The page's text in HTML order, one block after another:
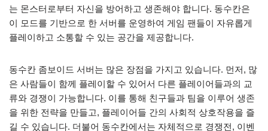
는 몬스터로부터 자신을 방어하고 생존해야 합니다. 동수칸은
이 모드를 기반으로 한 서버를 운영하여 게임 팬들이 자유롭게
플레이하고 소통할 수 있는 공간을 제공합니다.
동수칸 좀보이드 서버는 많은 장점을 가지고 있습니다. 먼저, 많
은 사람들이 함께 플레이할 수 있어서 다른 플레이어들과의 교
류와 경쟁이 가능합니다. 이를 통해 친구들과 팀을 이루어 생존
을 위한 전략을 만들고, 플레이어들 간의 사회적 상호작용을 즐
길 수 있습니다. 더불어 동수칸에서는 자체적으로 경쟁전, 이벤